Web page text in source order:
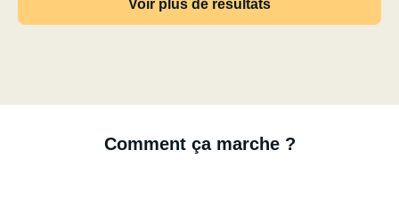
Voir plus de résultats
Comment ça marche ?